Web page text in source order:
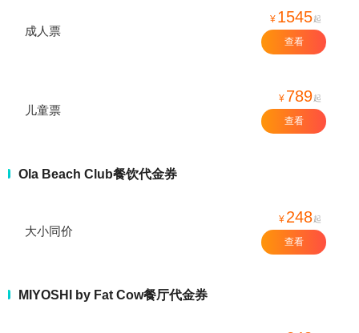
成人票
¥ 1545起
查看
儿童票
¥ 789起
查看
Ola Beach Club餐饮代金券
大小同价
¥ 248起
查看
MIYOSHI by Fat Cow餐厅代金券